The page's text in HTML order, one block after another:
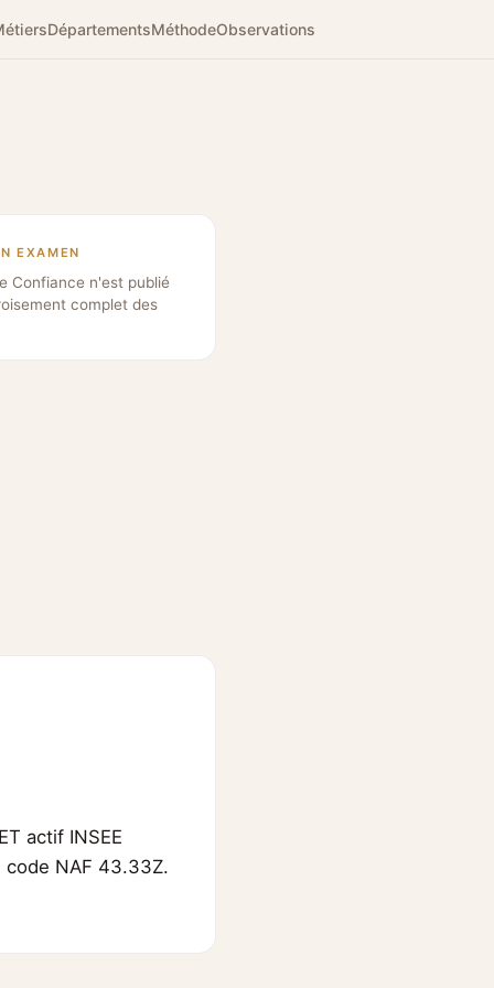
DépartementsMéthodeObservations
EXAMEN
Confiance n'est publié
complet des
actif INSEE
code NAF 43.33Z.